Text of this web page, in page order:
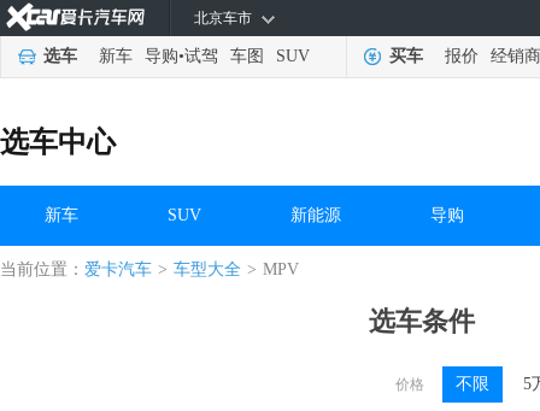
北京车市
选车 新车 导购•试驾 车图 SUV 买车 报价 经销商
选车中心
新车 SUV 新能源 导购
当前位置： 爱卡汽车 > 车型大全 > MPV
选车条件
价格 不限 5